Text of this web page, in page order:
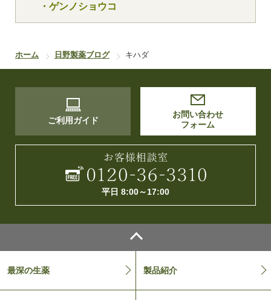
・ゲンノショウコ
ホーム 日野製薬ブログ キハダ
ご利用ガイド
お問い合わせ
フォーム
平日 8:00～17:00
最深の生薬 製品紹介